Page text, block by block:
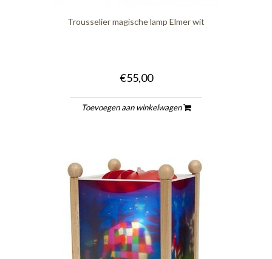
Trousselier magische lamp Elmer wit
€55,00
Toevoegen aan winkelwagen